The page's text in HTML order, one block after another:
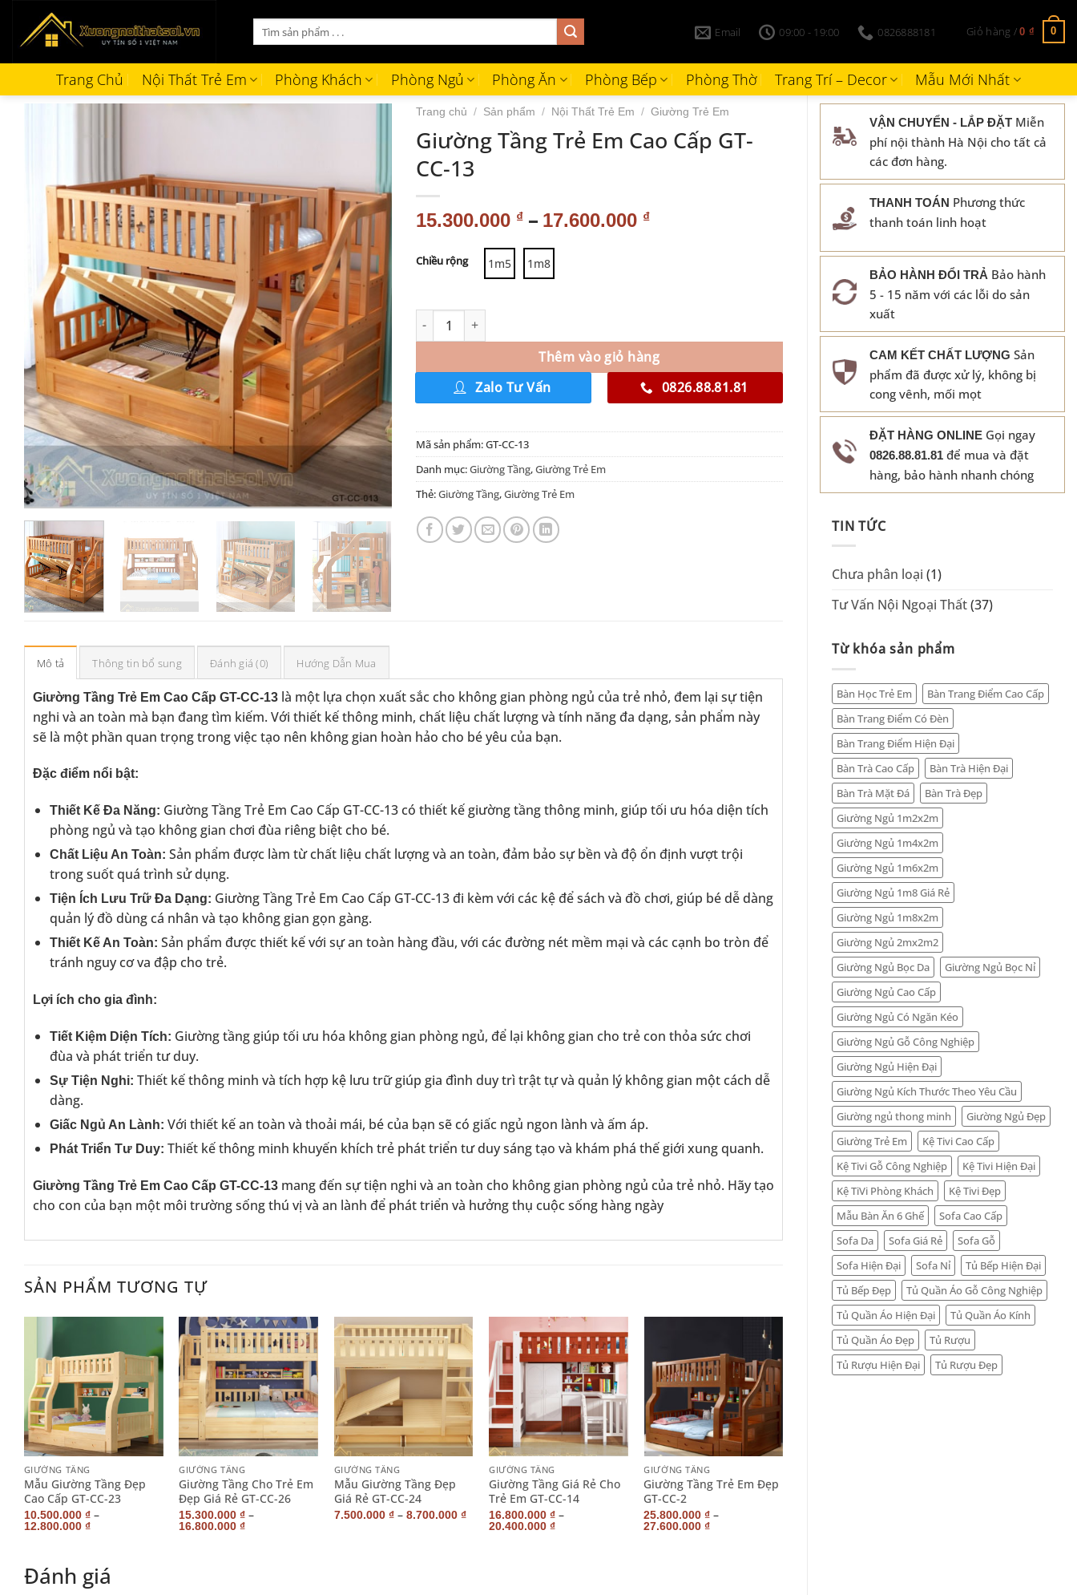
Tìm
kiếm:
Email 09:00 - 19:00 0826888181 Giỏ hàng /0 ₫ 0
Trang Chủ Nội Thất Trẻ Em Phòng Khách Phòng Ngủ Phòng Ăn Phòng Bếp Phòng Thờ Trang Trí – Decor Mẫu Mới Nhất
VẬN CHUYỂN - LẮP ĐẶT Miễn
phí nội thành Hà Nội cho tất cả
các đơn hàng.
THANH TOÁN Phương thức
thanh toán linh hoạt
BẢO HÀNH ĐỔI TRẢ Bảo hành
5 - 15 năm với các lỗi do sản
xuất
CAM KẾT CHẤT LƯỢNG Sản
phẩm đã được xử lý, không bị
cong vênh, mối mọt
ĐẶT HÀNG ONLINE Gọi ngay
0826.88.81.81 để mua và đặt
hàng, bảo hành nhanh chóng
TIN TỨC
Chưa phân loại (1)
Tư Vấn Nội Ngoại Thất(37)
Từ khóa sản phẩm
Bàn Học Trẻ Em
Bàn Trang Điểm Cao Cấp
Bàn Trang Điểm Có Đèn
Bàn Trang Điểm Hiện Đại
Bàn Trà Cao Cấp
Bàn Trà Hiện Đại
Bàn Trà Mặt Đá
Bàn Trà Đẹp
Giường Ngủ 1m2x2m
Giường Ngủ 1m4x2m
Giường Ngủ 1m6x2m
Giường Ngủ 1m8 Giá Rẻ
Giường Ngủ 1m8x2m
Giường Ngủ 2mx2m2
Giường Ngủ Bọc Da
Giường Ngủ Bọc Nỉ
Giường Ngủ Cao Cấp
Giường Ngủ Có Ngăn Kéo
Giường Ngủ Gỗ Công Nghiệp
Giường Ngủ Hiện Đại
Giường Ngủ Kích Thước Theo Yêu Cầu
Giường ngủ thong minh
Giường Ngủ Đẹp
Giường Trẻ Em
Kệ Tivi Cao Cấp
Kệ Tivi Gỗ Công Nghiệp
Kệ Tivi Hiện Đại
Kệ TiVi Phòng Khách
Kệ Tivi Đẹp
Mẫu Bàn Ăn 6 Ghế
Sofa Cao Cấp
Sofa Da
Sofa Giá Rẻ
Sofa Gỗ
Sofa Hiện Đại
Sofa Nỉ
Tủ Bếp Hiện Đại
Tủ Bếp Đẹp
Tủ Quần Áo Gỗ Công Nghiệp
Tủ Quần Áo Hiện Đại
Tủ Quần Áo Kính
Tủ Quần Áo Đẹp
Tủ Rượu
Tủ Rượu Hiện Đại
Tủ Rượu Đẹp
Trang chủ / Sản phẩm / Nội Thất Trẻ Em / Giường Trẻ Em
Giường Tầng Trẻ Em Cao Cấp GT-
CC-13
15.300.000 ₫– 17.600.000 ₫
Chiều rộng 1m5 1m8
Thêm vào giỏ hàng
Zalo Tư Vấn 0826.88.81.81
Mã sản phẩm:GT-CC-13
Danh mục:Giường Tầng,Giường Trẻ Em
Thẻ:Giường Tầng,Giường Trẻ Em
Mô tả Thông tin bổ sung Đánh giá (0) Hướng Dẫn Mua
Giường Tầng Trẻ Em Cao Cấp GT-CC-13 là một lựa chọn xuất sắc cho không gian phòng ngủ của trẻ nhỏ, đem lại sự tiện
nghi và an toàn mà bạn đang tìm kiếm. Với thiết kế thông minh, chất liệu chất lượng và tính năng đa dạng, sản phẩm này
sẽ là một phần quan trọng trong việc tạo nên không gian hoàn hảo cho bé yêu của bạn.
Đặc điểm nổi bật:
Thiết Kế Đa Năng: Giường Tầng Trẻ Em Cao Cấp GT-CC-13 có thiết kế giường tầng thông minh, giúp tối ưu hóa diện tích
phòng ngủ và tạo không gian chơi đùa riêng biệt cho bé.
Chất Liệu An Toàn: Sản phẩm được làm từ chất liệu chất lượng và an toàn, đảm bảo sự bền và độ ổn định vượt trội
trong suốt quá trình sử dụng.
Tiện Ích Lưu Trữ Đa Dạng: Giường Tầng Trẻ Em Cao Cấp GT-CC-13 đi kèm với các kệ để sách và đồ chơi, giúp bé dễ dàng
quản lý đồ dùng cá nhân và tạo không gian gọn gàng.
Thiết Kế An Toàn: Sản phẩm được thiết kế với sự an toàn hàng đầu, với các đường nét mềm mại và các cạnh bo tròn để
tránh nguy cơ va đập cho trẻ.
Lợi ích cho gia đình:
Tiết Kiệm Diện Tích: Giường tầng giúp tối ưu hóa không gian phòng ngủ, để lại không gian cho trẻ con thỏa sức chơi
đùa và phát triển tư duy.
Sự Tiện Nghi: Thiết kế thông minh và tích hợp kệ lưu trữ giúp gia đình duy trì trật tự và quản lý không gian một cách dễ
dàng.
Giấc Ngủ An Lành: Với thiết kế an toàn và thoải mái, bé của bạn sẽ có giấc ngủ ngon lành và ấm áp.
Phát Triển Tư Duy: Thiết kế thông minh khuyến khích trẻ phát triển tư duy sáng tạo và khám phá thế giới xung quanh.
Giường Tầng Trẻ Em Cao Cấp GT-CC-13 mang đến sự tiện nghi và an toàn cho không gian phòng ngủ của trẻ nhỏ. Hãy tạo
cho con của bạn một môi trường sống thú vị và an lành để phát triển và hưởng thụ cuộc sống hàng ngày
SẢN PHẨM TƯƠNG TỰ
GIƯỜNG TẦNG
Mẫu Giường Tầng Đẹp
Cao Cấp GT-CC-23
10.500.000 ₫–
12.800.000 ₫
+
GIƯỜNG TẦNG
Giường Tầng Cho Trẻ Em
Đẹp Giá Rẻ GT-CC-26
15.300.000₫ –
16.800.000₫
+
GIƯỜNG TẦNG
Mẫu Giường Tầng Đẹp
Giá Rẻ GT-CC-24
7.500.000 ₫– 8.700.000 ₫
+
GIƯỜNG TẦNG
Giường Tầng Giá Rẻ Cho
Trẻ Em GT-CC-14
16.800.000 ₫–
20.400.000 ₫
+
GIƯỜNG TẦNG
Giường Tầng Trẻ Em Đẹp
GT-CC-2
25.800.000₫ –
27.600.000₫
Đánh giá